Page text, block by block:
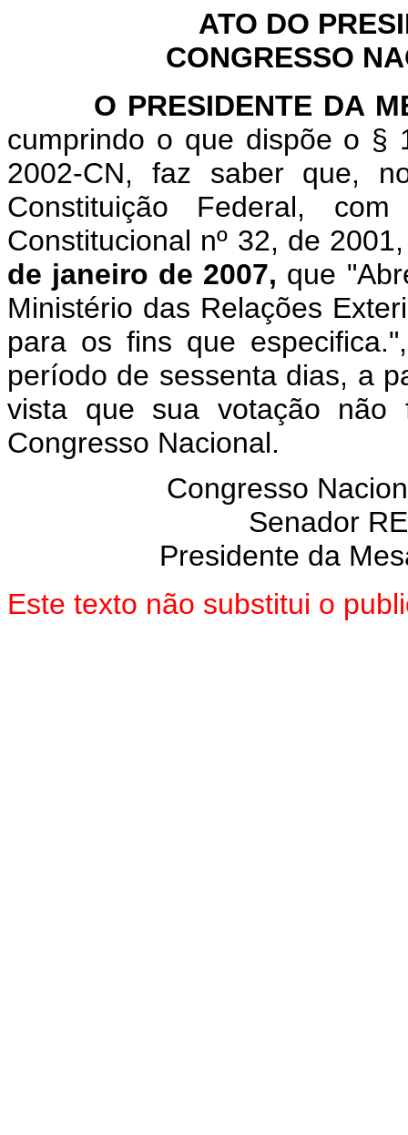
ATO DO
CONGRESSO
O PRESIDENTE DA
cumprindo o que dispõe o §
2002-CN, faz saber que,
Constituição Federal,
Constitucional nº 32, de
de janeiro de 2007, que "
Ministério das Relações
para os fins que especifica.
período de sessenta dias, a
vista que sua votação não
Congresso Nacional.
Congresso
Senador
Presidente da
Este texto não substitui o